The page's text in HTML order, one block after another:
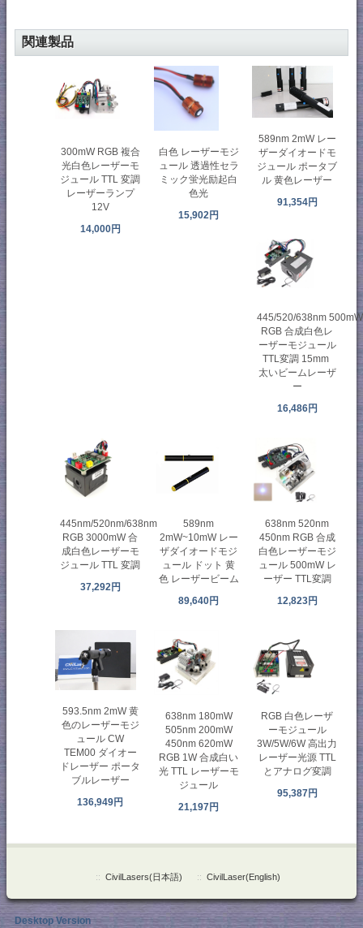
関連製品
300mW RGB 複合
光白色レーザーモ
ジュール TTL 変調
レーザーランプ
12V
14,000円
白色 レーザーモジ
ュール 透過性セラ
ミック蛍光励起白
色光
15,902円
589nm 2mW レー
ザーダイオードモ
ジュール ポータブ
ル 黄色レーザー
91,354円
445/520/638nm 500mW
RGB 合成白色レ
ーザーモジュール
TTL変調 15mm
太いビームレーザ
ー
16,486円
445nm/520nm/638nm
RGB 3000mW 合
成白色レーザーモ
ジュール TTL 変調
37,292円
589nm
2mW~10mW レー
ザダイオードモジ
ュール ドット 黄
色 レーザービーム
89,640円
638nm 520nm
450nm RGB 合成
白色レーザーモジ
ュール 500mW レ
ーザー TTL変調
12,823円
593.5nm 2mW 黄
色のレーザーモジ
ュール CW
TEM00 ダイオー
ドレーザー ポータ
ブルレーザー
136,949円
638nm 180mW
505nm 200mW
450nm 620mW
RGB 1W 合成白い
光 TTL レーザーモ
ジュール
21,197円
RGB 白色レーザ
ーモジュール
3W/5W/6W 高出力
レーザー光源 TTL
とアナログ変調
95,387円
:: CivilLasers(日本語) :: CivilLaser(English)
Desktop Version